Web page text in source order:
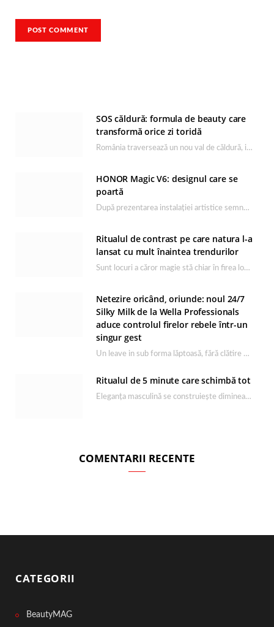
SOS căldură: formula de beauty care
transformă orice zi toridă
România traversează un nou val de căldură, iar rutina de îngrijire capătă un rol esențial…
HONOR Magic V6: designul care se
poartă
După prezentarea instalației artistice semnată de Catrinel Săbăciag în cadrul evenimentului de lansare HONOR Magic…
Ritualul de contrast pe care natura l-a
lansat cu mult înaintea trendurilor
Sunt locuri a căror magie stă chiar în firea lor naturală, iar Lacul Ursu din…
Netezire oricând, oriunde: noul 24/7
Silky Milk de la Wella Professionals
aduce controlul firelor rebele într-un
singur gest
Un leave in sub forma lăptoasă, fără clătire care completează rutina Ultimate Smooth și transformă…
Ritualul de 5 minute care schimbă tot
Eleganța masculină se construiește dimineața, în câteva minute și cu produsele potrivite. O rutină de…
COMENTARII RECENTE
CATEGORII
BeautyMAG